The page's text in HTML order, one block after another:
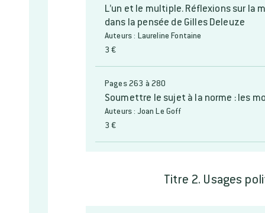
L’un et le multiple. Réflexions sur la
dans la pensée de Gilles Deleuze
Auteurs : Laureline Fontaine
3 €
Pages 263 à 280
Soumettre le sujet à la norme : les
Auteurs : Joan Le Goff
3 €
Titre 2. Usages